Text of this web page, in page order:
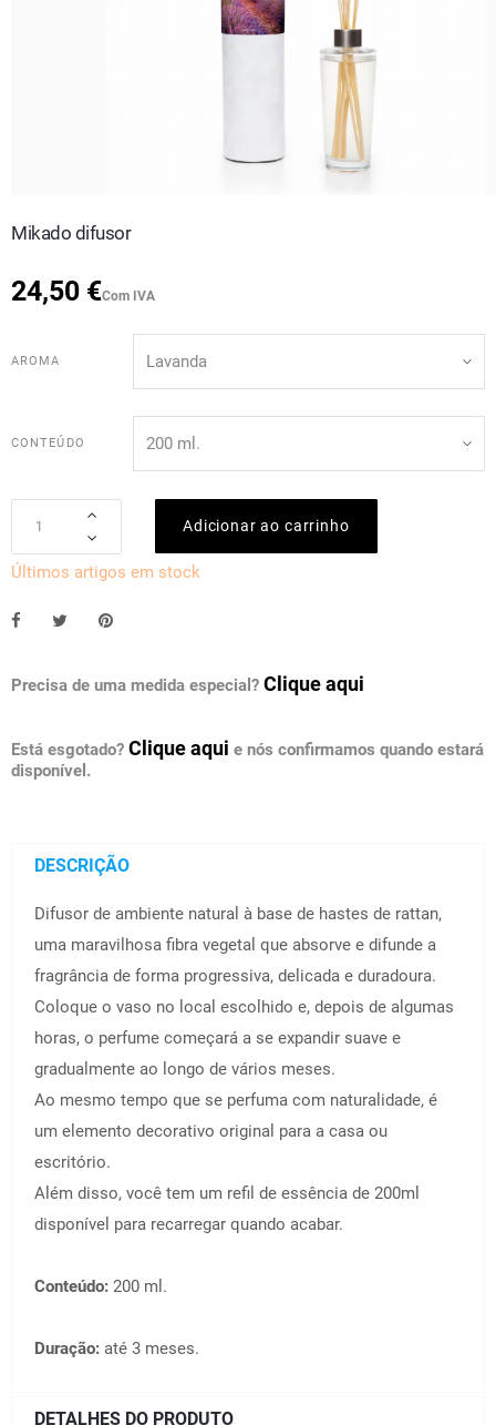
Mikado difusor
24,50 €Com IVA
AROMA
CONTEÚDO
Adicionar ao carrinho
Últimos artigos em stock
Precisa de uma medida especial? Clique aqui
Está esgotado? Clique aqui e nós confirmamos quando estará
disponível.
DESCRIÇÃO
Difusor de ambiente natural à base de hastes de rattan,
uma maravilhosa fibra vegetal que absorve e difunde a
fragrância de forma progressiva, delicada e duradoura.
Coloque o vaso no local escolhido e, depois de algumas
horas, o perfume começará a se expandir suave e
gradualmente ao longo de vários meses.
Ao mesmo tempo que se perfuma com naturalidade, é
um elemento decorativo original para a casa ou
escritório.
Além disso, você tem um refil de essência de 200ml
disponível para recarregar quando acabar.
Conteúdo:200 ml.
Duração:até 3 meses.
DETALHES DO PRODUTO